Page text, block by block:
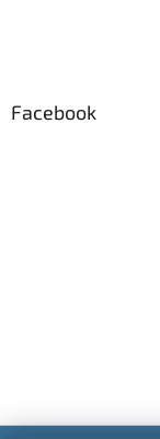
Facebook